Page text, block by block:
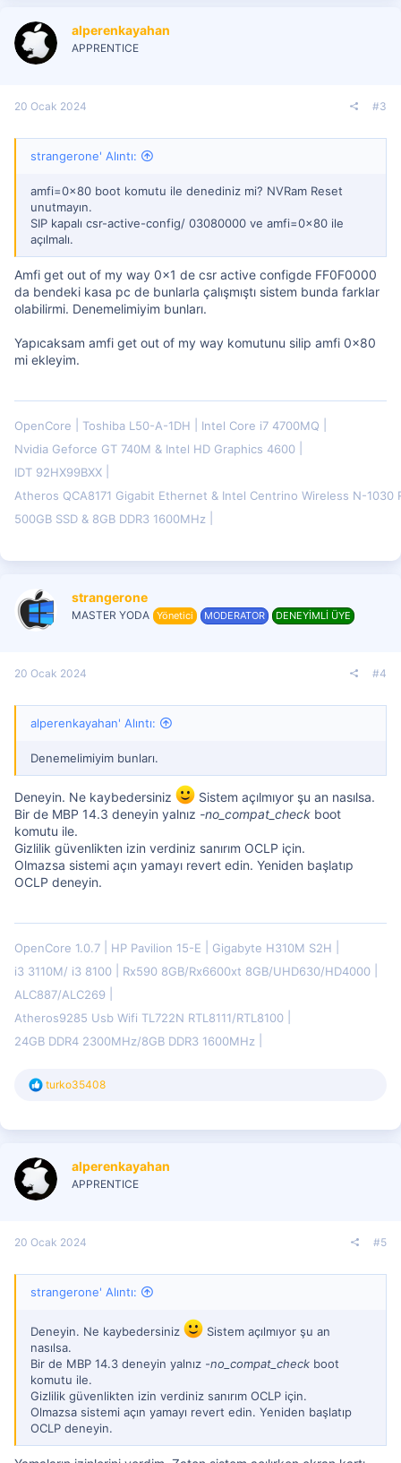
e
r
:
alperenkayahan
APPRENTICE
20 Ocak 2024 #3
strangerone' Alıntı:
amfi=0x80 boot komutu ile denediniz mi? NVRam Reset
unutmayın.
SIP kapalı csr-active-config/ 03080000 ve amfi=0x80 ile
açılmalı.
Amfi get out of my way 0x1 de csr active configde FF0F0000
da bendeki kasa pc de bunlarla çalışmıştı sistem bunda farklar
olabilirmi. Denemelimiyim bunları.
Yapıcaksam amfi get out of my way komutunu silip amfi 0x80
mi ekleyim.
OpenCore Toshiba L50-A-1DH
Intel Core i7 4700MQ
Nvidia Geforce GT 740M & Intel HD Graphics 4600
IDT 92HX99BXX
Atheros QCA8171 Gigabit Ethernet & Intel Centrino Wireless N-1030
500GB SSD & 8GB DDR3 1600MHz
strangerone
MASTER YODA Yönetici MODERATOR DENEYİMLİ ÜYE
20 Ocak 2024 #4
alperenkayahan' Alıntı:
Denemelimiyim bunları.
Deneyin. Ne kaybedersiniz
Sistem açılmıyor şu an nasılsa.
Bir de MBP 14.3 deneyin yalnız -no_compat_check boot
komutu ile.
Gizlilik güvenlikten izin verdiniz sanırım OCLP için.
Olmazsa sistemi açın yamayı revert edin. Yeniden başlatıp
OCLP deneyin.
OpenCore 1.0.7 HP Pavilion 15-E
Gigabyte H310M S2H
i3 3110M/ i3 8100
Rx590 8GB/Rx6600xt 8GB/UHD630/HD4000
ALC887/ALC269
Atheros9285 Usb Wifi TL722N RTL8111/RTL8100
24GB DDR4 2300MHz/8GB DDR3 1600MHz
T
k
e
r
:
turko35408
alperenkayahan
APPRENTICE
20 Ocak 2024 #5
strangerone' Alıntı:
Deneyin. Ne kaybedersiniz
Sistem açılmıyor şu an
nasılsa.
Bir de MBP 14.3 deneyin yalnız -no_compat_check boot
komutu ile.
Gizlilik güvenlikten izin verdiniz sanırım OCLP için.
Olmazsa sistemi açın yamayı revert edin. Yeniden başlatıp
OCLP deneyin.